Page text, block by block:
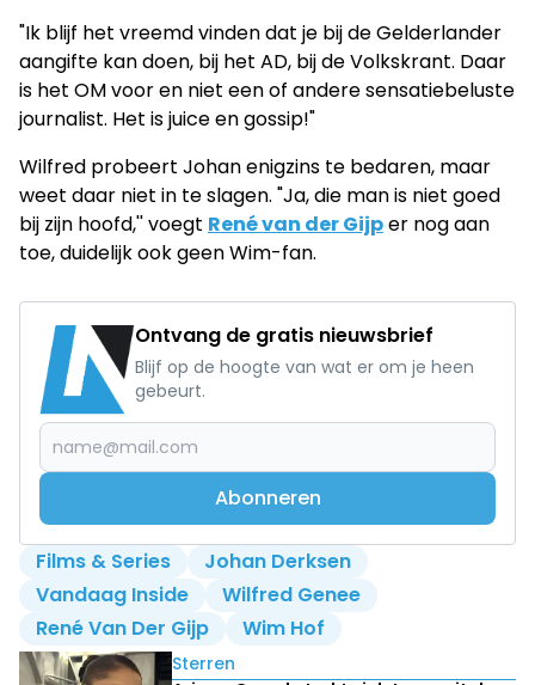
"Ik blijf het vreemd vinden dat je bij de Gelderlander
aangifte kan doen, bij het AD, bij de Volkskrant. Daar
is het OM voor en niet een of andere sensatiebeluste
journalist. Het is juice en gossip!"
Wilfred probeert Johan enigzins te bedaren, maar
weet daar niet in te slagen. "Ja, die man is niet goed
bij zijn hoofd,'' voegt René van der Gijper nog aan
toe, duidelijk ook geen Wim-fan.
Ontvang de gratis nieuwsbrief
Blijf op de hoogte van wat er om je heen
gebeurt.
Abonneren
Films & Series
Johan Derksen
Vandaag Inside
Wilfred Genee
René Van Der Gijp
Wim Hof
Lees ook
Sterren